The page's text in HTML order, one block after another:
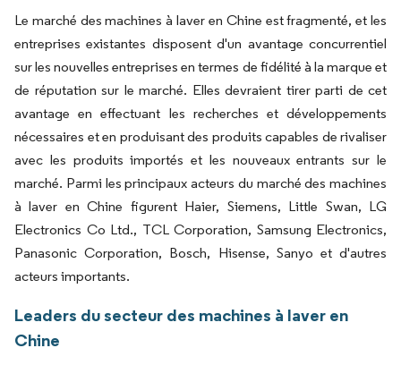
Le marché des machines à laver en Chine est fragmenté, et les
entreprises existantes disposent d'un avantage concurrentiel
sur les nouvelles entreprises en termes de fidélité à la marque et
de réputation sur le marché. Elles devraient tirer parti de cet
avantage en effectuant les recherches et développements
nécessaires et en produisant des produits capables de rivaliser
avec les produits importés et les nouveaux entrants sur le
marché. Parmi les principaux acteurs du marché des machines
à laver en Chine figurent Haier, Siemens, Little Swan, LG
Electronics Co Ltd., TCL Corporation, Samsung Electronics,
Panasonic Corporation, Bosch, Hisense, Sanyo et d'autres
acteurs importants.
Leaders du secteur des machines à laver en
Chine